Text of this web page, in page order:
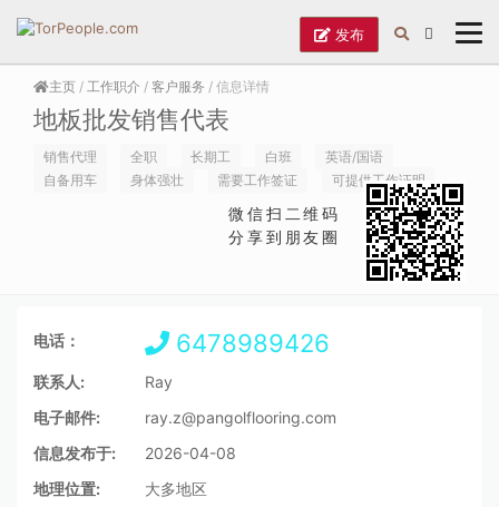
发布
主页 / 工作职介 / 客户服务 / 信息详情
地板批发销售代表
销售代理 全职 长期工 白班
英语/国语
自备用车
身体强壮 需要工作签证 可提供工作证明
微信扫二维码
分享到朋友圈
电话： 6478989426
联系人:
Ray
电子邮件:
ray.z@pangolflooring.com
信息发布于:
2026-04-08
地理位置:
大多地区